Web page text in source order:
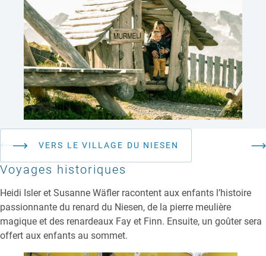
VERS LE VILLAGE DU NIESEN
Voyages historiques
Heidi Isler et Susanne Wäfler racontent aux enfants l’histoire
passionnante du renard du Niesen, de la pierre meulière
magique et des renardeaux Fay et Finn. Ensuite, un goûter sera
offert aux enfants au sommet.